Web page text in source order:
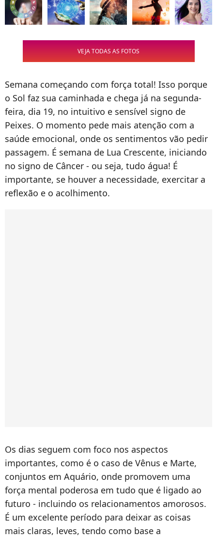
VEJA TODAS AS FOTOS
Semana começando com força total! Isso porque
o Sol faz sua caminhada e chega já na segunda-
feira, dia 19, no intuitivo e sensível signo de
Peixes. O momento pede mais atenção com a
saúde emocional, onde os sentimentos vão pedir
passagem. É semana de Lua Crescente, iniciando
no signo de Câncer - ou seja, tudo água! É
importante, se houver a necessidade, exercitar a
reflexão e o acolhimento.
Os dias seguem com foco nos aspectos
importantes, como é o caso de Vênus e Marte,
conjuntos em Aquário, onde promovem uma
força mental poderosa em tudo que é ligado ao
futuro - incluindo os relacionamentos amorosos.
É um excelente período para deixar as coisas
mais claras, leves, tendo como base a